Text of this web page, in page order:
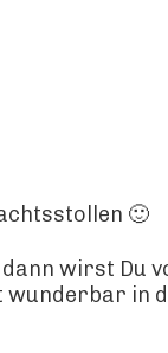
🙂
wirst Du
wunderbar in